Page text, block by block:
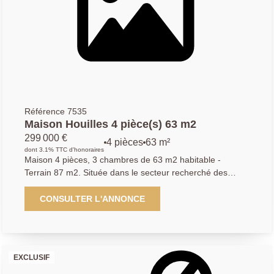
places de parking, dont une en sous-sol, complètent ce
bien. Les fenêtres sont en double vitrage avec volets
roulants et le chauffage est collectif raccordé au système
urbain. Bien proposé par Kyllian GABA, agent commercial
(903 414 209 R.S.A.C Versailles) Les informations sur les
Référence 7535
Maison Houilles 4 pièce(s) 63 m2
299 000 €
dont 3.1% TTC d'honoraires
4 pièces 63 m²
Maison 4 pièces, 3 chambres de 63 m2 habitable -
Terrain 87 m2. Située dans le secteur recherché des
Belles Vues à Houilles, venez découvrir cette charmante
maison des années 1930 pleine de potentiel ! Elle se
compose au rez-de-chaussée d'une pièce de vie
une salle de bains avec wc complètent l'espace nuit. Le
bien dispose également d'un sous-sol, idéal pour le
CONSULTER L'ANNONCE
EXCLUSIF